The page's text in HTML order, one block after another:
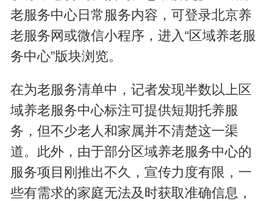
老服务中心日常服务内容，可登录北京养
老服务网或微信小程序，进入“区域养老服
务中心”版块浏览。
在为老服务清单中，记者发现半数以上区
域养老服务中心标注可提供短期托养服
务，但不少老人和家属并不清楚这一渠
道。此外，由于部分区域养老服务中心的
服务项目刚推出不久，宣传力度有限，一
些有需求的家庭无法及时获取准确信息，